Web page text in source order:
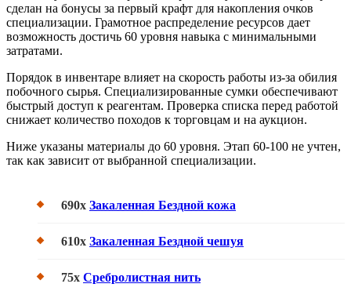
сделан на бонусы за первый крафт для накопления очков
специализации. Грамотное распределение ресурсов дает
возможность достичь 60 уровня навыка с минимальными
затратами.
Порядок в инвентаре влияет на скорость работы из-за обилия
побочного сырья. Специализированные сумки обеспечивают
быстрый доступ к реагентам. Проверка списка перед работой
снижает количество походов к торговцам и на аукцион.
Ниже указаны материалы до 60 уровня. Этап 60-100 не учтен,
так как зависит от выбранной специализации.
690x Закаленная Бездной кожа
610x Закаленная Бездной чешуя
75x Сребролистная нить